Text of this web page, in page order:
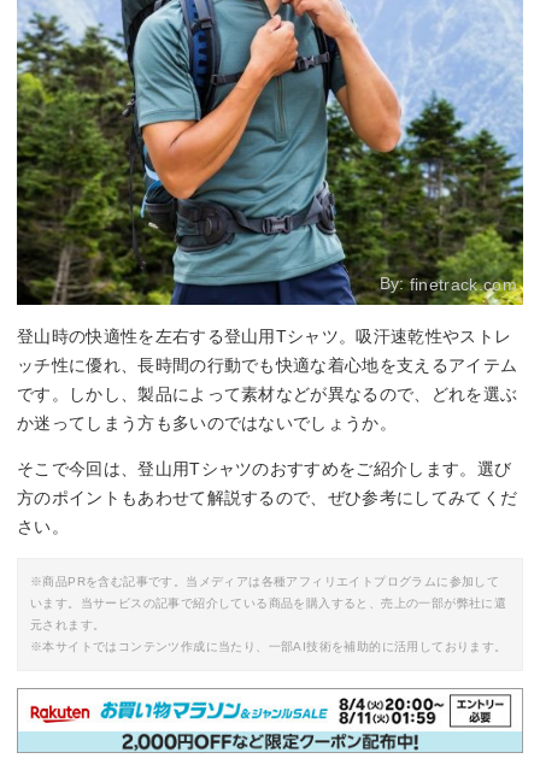
By:finetrack.com
登山時の快適性を左右する登山用Tシャツ。吸汗速乾性やストレ
ッチ性に優れ、長時間の行動でも快適な着心地を支えるアイテム
です。しかし、製品によって素材などが異なるので、どれを選ぶ
か迷ってしまう方も多いのではないでしょうか。
そこで今回は、登山用Tシャツのおすすめをご紹介します。選び
方のポイントもあわせて解説するので、ぜひ参考にしてみてくだ
さい。
※商品PRを含む記事です。当メディアは各種アフィリエイトプログラムに参加して
います。当サービスの記事で紹介している商品を購入すると、売上の一部が弊社に還
元されます。
※本サイトではコンテンツ作成に当たり、一部AI技術を補助的に活用しております。